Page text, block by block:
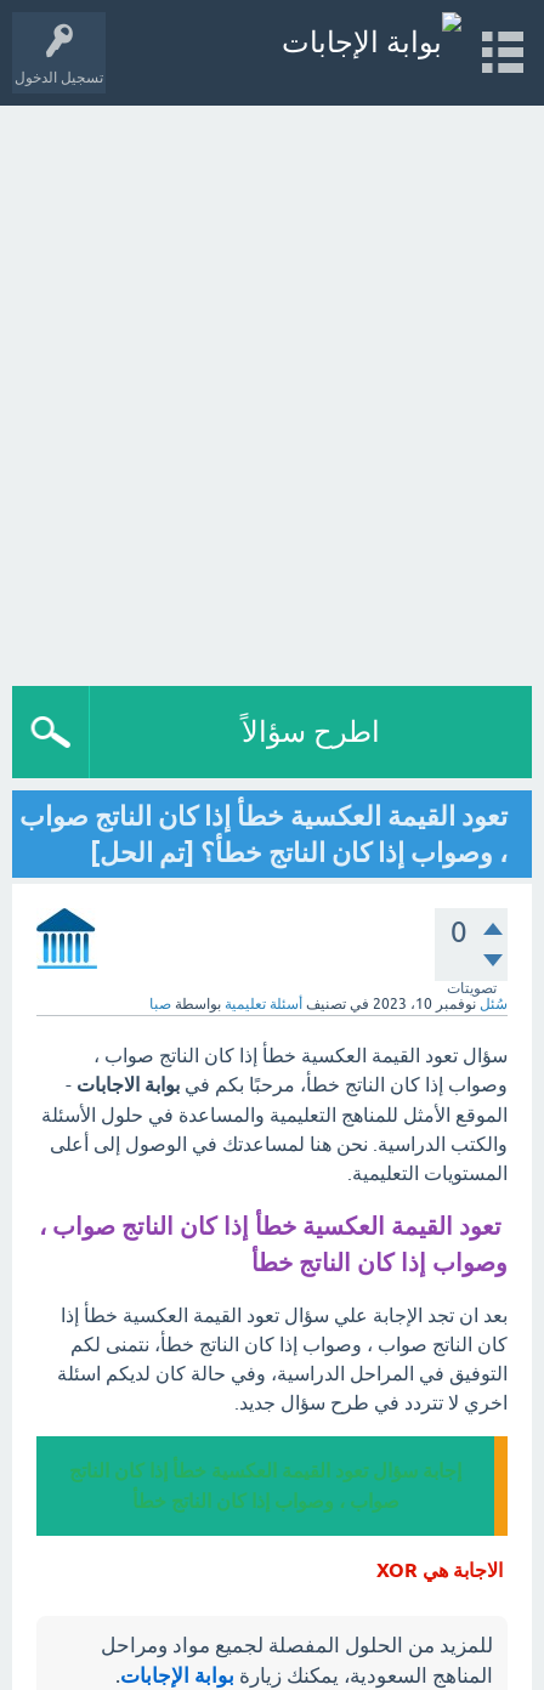
تسجيل الدخول
اطرح سؤالاً
تعود القيمة العكسية خطأ إذا كان الناتج صواب
، وصواب إذا كان الناتج خطأ؟ [تم الحل]
0
تصويتات
سُئل نوفمبر 10، 2023 في تصنيف أسئلة تعليمية بواسطة صبا
سؤال تعود القيمة العكسية خطأ إذا كان الناتج صواب ،
وصواب إذا كان الناتج خطأ، مرحبًا بكم في بوابة الاجابات -
الموقع الأمثل للمناهج التعليمية والمساعدة في حلول الأسئلة
والكتب الدراسية. نحن هنا لمساعدتك في الوصول إلى أعلى
المستويات التعليمية.
تعود القيمة العكسية خطأ إذا كان الناتج صواب ،
وصواب إذا كان الناتج خطأ
بعد ان تجد الإجابة علي سؤال تعود القيمة العكسية خطأ إذا
كان الناتج صواب ، وصواب إذا كان الناتج خطأ، نتمنى لكم
التوفيق في المراحل الدراسية، وفي حالة كان لديكم اسئلة
اخري لا تتردد في طرح سؤال جديد.
إجابة سؤال تعود القيمة العكسية خطأ إذا كان الناتج
صواب ، وصواب إذا كان الناتج خطأ
الاجابة هي XOR
للمزيد من الحلول المفصلة لجميع مواد ومراحل
المناهج السعودية، يمكنك زيارة بوابة الإجابات.